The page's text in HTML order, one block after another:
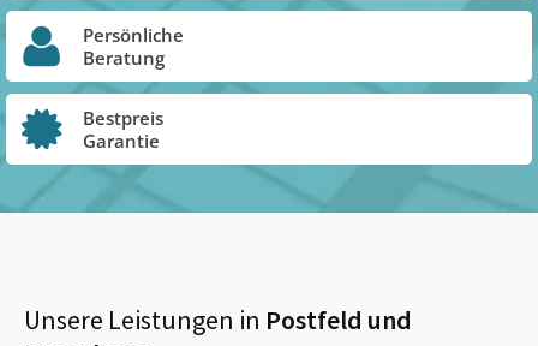
Persönliche
Beratung
Bestpreis
Garantie
Unsere Leistungen in Postfeld und